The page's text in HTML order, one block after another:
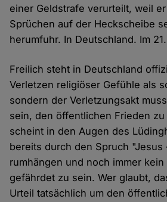
einer Geldstrafe verurteilt, weil
Sprüchen auf der Heckscheibe
herumfuhr. In Deutschland. Im
Freilich steht in Deutschland
Verletzen religiöser Gefühle als
sondern der Verletzungsakt
sein, den öffentlichen Frieden
scheint in den Augen des
bereits durch den Spruch "Jesus
rumhängen und noch immer
gefährdet zu sein. Wer glaubt,
Urteil tatsächlich um den